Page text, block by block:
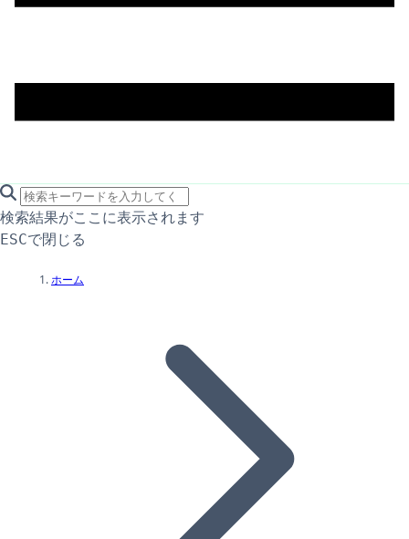
search icon
サイト内検索
検索結果がここに表示されます
ESCで閉じる
ホーム